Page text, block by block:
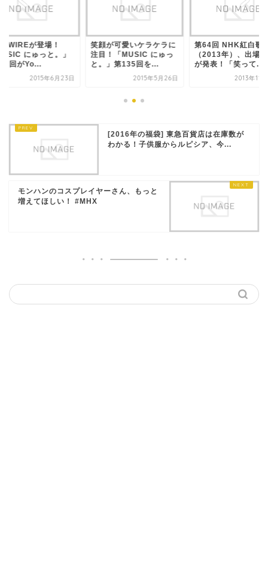
WIREが登場！
にゅっと。」
回がYo...
2015年6月23日
笑顔が可愛いケラケラに
注目！「MUSIC にゅっ
と。」第135回を...
2015年5月26日
第64回 NHK紅白歌
（2013年）、出場
が発表！「笑って...
2013年11
[2016年の福袋] 東急百貨店は在庫数が
わかる！子供服からルピシア、今...
モンハンのコスプレイヤーさん、もっと
増えてほしい！ #MHX